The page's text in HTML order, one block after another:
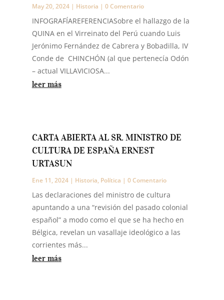
May 20, 2024| Historia | 0 Comentario
INFOGRAFÍAREFERENCIASobre el hallazgo de la
QUINA en el Virreinato del Perú cuando Luis
Jerónimo Fernández de Cabrera y Bobadilla, IV
Conde de CHINCHÓN (al que pertenecía Odón
– actual VILLAVICIOSA...
leer más
CARTA ABIERTA AL SR. MINISTRO DE
CULTURA DE ESPAÑA ERNEST
URTASUN
Ene 11, 2024| Historia, Política | 0 Comentario
Las declaraciones del ministro de cultura
apuntando a una “revisión del pasado colonial
español” a modo como el que se ha hecho en
Bélgica, revelan un vasallaje ideológico a las
corrientes más...
leer más